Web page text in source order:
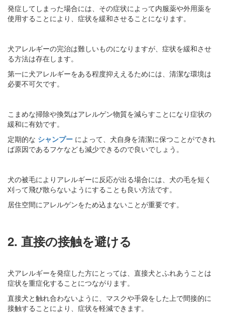
発症してしまった場合には、その症状によって内服薬や外用薬を
使用することにより、症状を緩和させることになります。
犬アレルギーの完治は難しいものになりますが、症状を緩和させ
る方法は存在します。
第一に犬アレルギーをある程度抑ええるためには、清潔な環境は
必要不可欠です。
こまめな掃除や換気はアレルゲン物質を減らすことになり症状の
緩和に有効です。
定期的な シャンプー によって、犬自身を清潔に保つことができれ
ば原因であるフケなども減少できるので良いでしょう。
犬の被毛によりアレルギーに反応が出る場合には、犬の毛を短く
刈って飛び散らないようにすることも良い方法です。
居住空間にアレルゲンをため込まないことが重要です。
2. 直接の接触を避ける
犬アレルギーを発症した方にとっては、直接犬とふれあうことは
症状を重症化することにつながります。
直接犬と触れ合わないように、マスクや手袋をした上で間接的に
接触することにより、症状を軽減できます。